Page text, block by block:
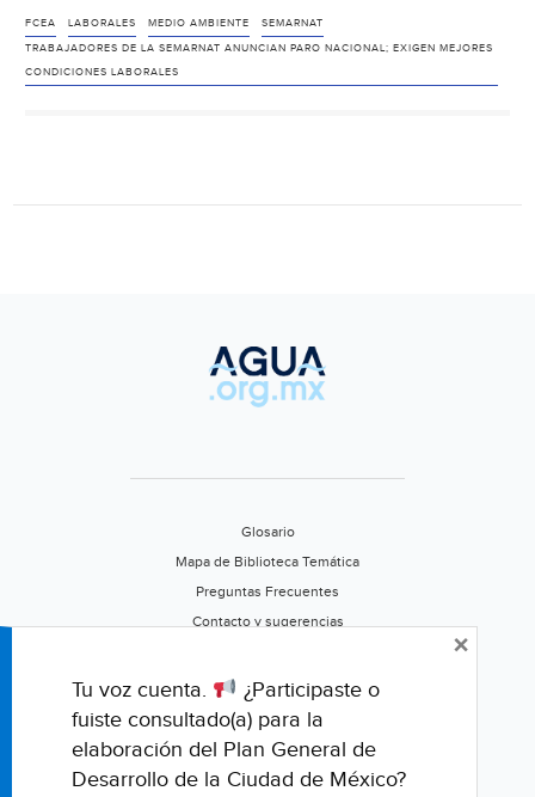
la
Semarnat
anuncian
mejores
FCEA LABORALES MEDIO AMBIENTE
SEMARNAT
TRABAJADORES DE LA SEMARNAT ANUNCIAN PARO NACIONAL; EXIGEN MEJORES
CONDICIONES LABORALES
Glosario
Mapa de Biblioteca Temática
Preguntas Frecuentes
Contacto y sugerencias
Califica este portal
Tu voz cuenta.
¿Participaste o
fuiste consultado(a) para la
elaboración del Plan General de
Desarrollo de la Ciudad de México?
×